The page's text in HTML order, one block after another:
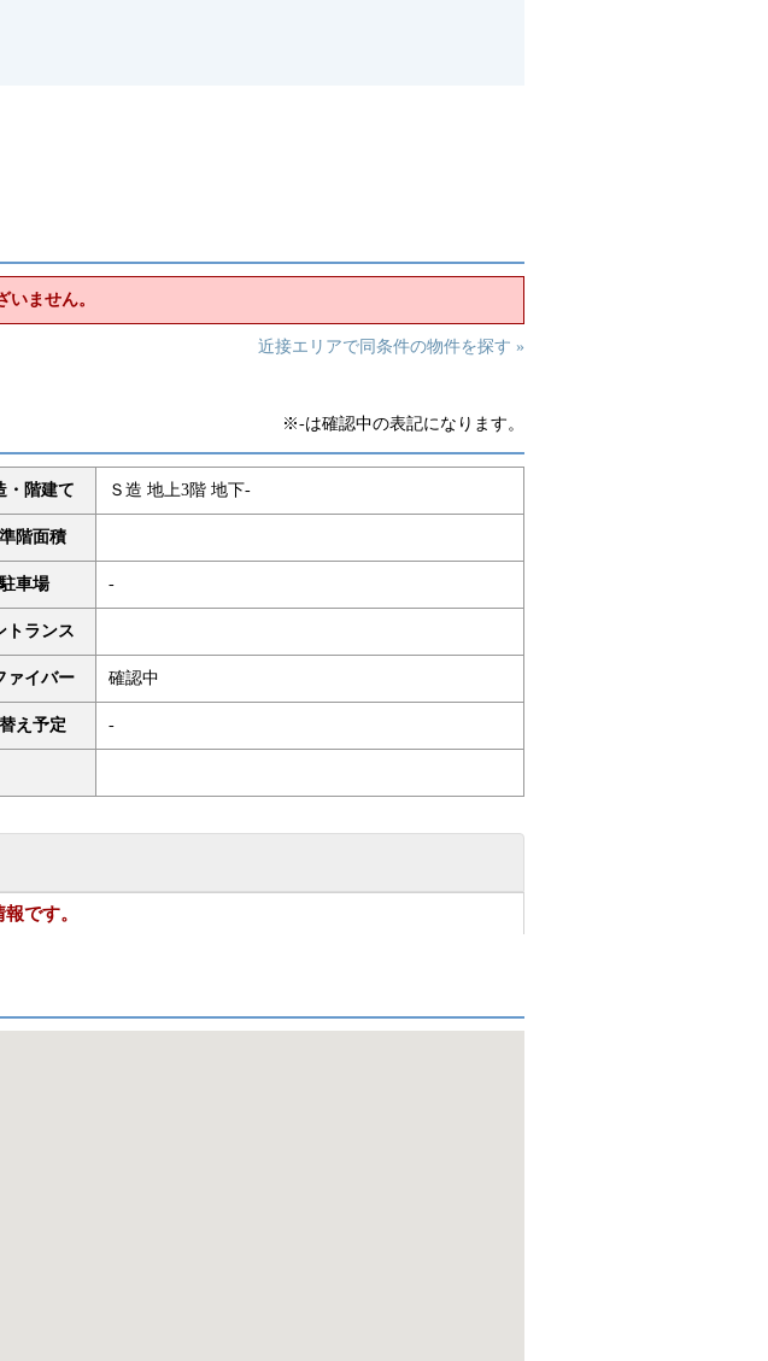
いません。
近接エリアで同条件の物件を探す »
※-は確認中の表記になります。
・階建て Ｓ造 地上3階 地下-
階面積
車場 -
トランス
ァイバー 確認中
え予定 -
です。